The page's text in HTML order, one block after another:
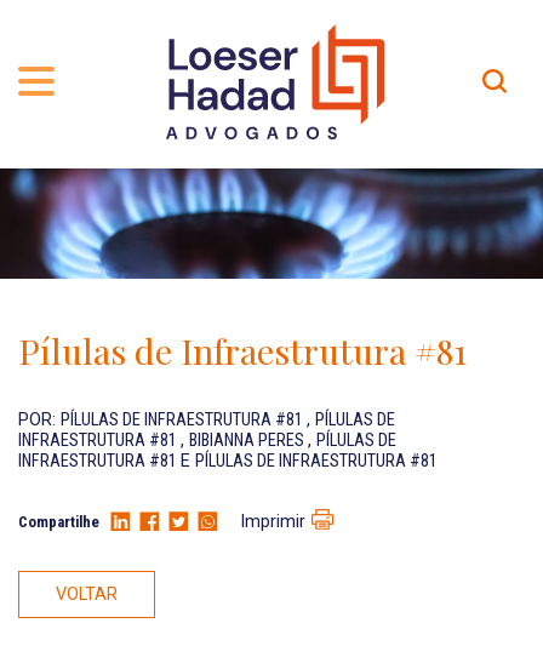
QUEM SOMOS
TRAJETÓRIA
INCLUSÃO E DIVERSIDADE
PRÊMIOS
ÁREAS DE ATUAÇÃO
PROFISSIONAIS
CARREIRA
Contato
Localização
Pílulas de Infraestrutura #81
POR: PÍLULAS DE INFRAESTRUTURA #81 , PÍLULAS DE
INFRAESTRUTURA #81 , BIBIANNA PERES , PÍLULAS DE
INFRAESTRUTURA #81 E PÍLULAS DE INFRAESTRUTURA #81
Compartilhe Imprimir
VOLTAR